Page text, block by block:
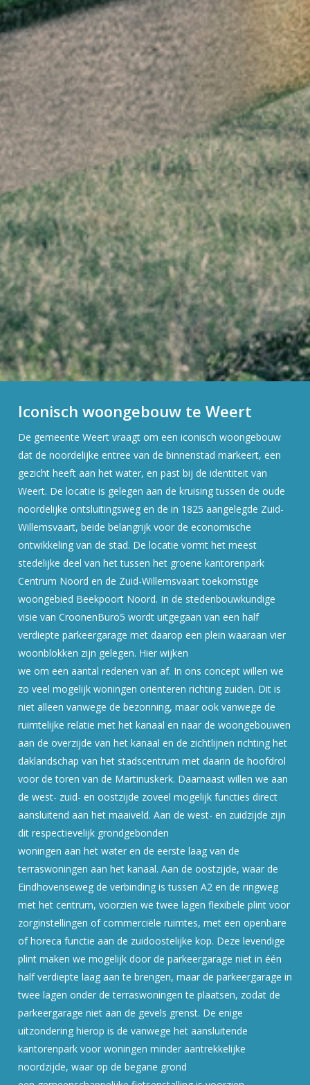
Iconisch woongebouw te Weert
De gemeente Weert vraagt om een iconisch woongebouw
dat de noordelijke entree van de binnenstad markeert, een
gezicht heeft aan het water, en past bij de identiteit van
Weert. De locatie is gelegen aan de kruising tussen de oude
noordelijke ontsluitingsweg en de in 1825 aangelegde Zuid-
Willemsvaart, beide belangrijk voor de economische
ontwikkeling van de stad. De locatie vormt het meest
stedelijke deel van het tussen het groene kantorenpark
Centrum Noord en de Zuid-Willemsvaart toekomstige
woongebied Beekpoort Noord. In de stedenbouwkundige
visie van CroonenBuro5 wordt uitgegaan van een half
verdiepte parkeergarage met daarop een plein waaraan vier
woonblokken zijn gelegen. Hier wijken
we om een aantal redenen van af. In ons concept willen we
zo veel mogelijk woningen oriënteren richting zuiden. Dit is
niet alleen vanwege de bezonning, maar ook vanwege de
ruimtelijke relatie met het kanaal en naar de woongebouwen
aan de overzijde van het kanaal en de zichtlijnen richting het
daklandschap van het stadscentrum met daarin de hoofdrol
voor de toren van de Martinuskerk. Daarnaast willen we aan
de west- zuid- en oostzijde zoveel mogelijk functies direct
aansluitend aan het maaiveld. Aan de west- en zuidzijde zijn
dit respectievelijk grondgebonden
woningen aan het water en de eerste laag van de
terraswoningen aan het kanaal. Aan de oostzijde, waar de
Eindhovenseweg de verbinding is tussen A2 en de ringweg
met het centrum, voorzien we twee lagen flexibele plint voor
zorginstellingen of commerciële ruimtes, met een openbare
of horeca functie aan de zuidoostelijke kop. Deze levendige
plint maken we mogelijk door de parkeergarage niet in één
half verdiepte laag aan te brengen, maar de parkeergarage in
twee lagen onder de terraswoningen te plaatsen, zodat de
parkeergarage niet aan de gevels grenst. De enige
uitzondering hierop is de vanwege het aansluitende
kantorenpark voor woningen minder aantrekkelijke
noordzijde, waar op de begane grond